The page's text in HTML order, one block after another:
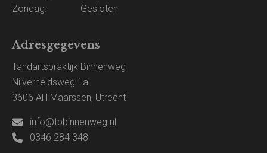
Zondag:
Gesloten
Adresgegevens
Tandartspraktijk Binnenweg
Nijverheidsweg 1a
3606 AH Maarssen, Utrecht
info@tpbinnenweg.nl
0346 284 348